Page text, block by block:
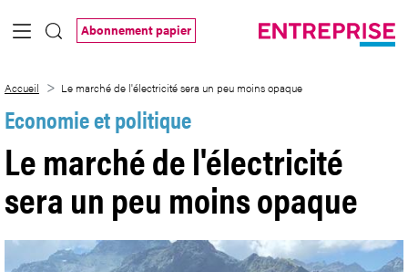
Saut au contenu principal
Abonnement papier
Accueil Le marché de l'électricité sera un peu moins opaque
Economie et politique
Le marché de l'électricité
sera un peu moins opaque